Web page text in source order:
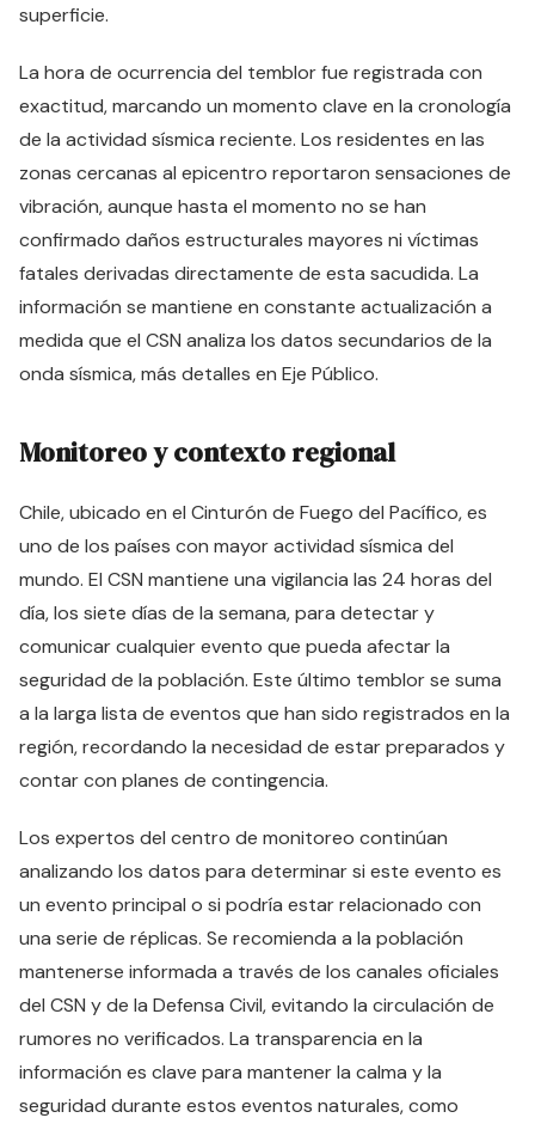
superficie.
La hora de ocurrencia del temblor fue registrada con
exactitud, marcando un momento clave en la cronología
de la actividad sísmica reciente. Los residentes en las
zonas cercanas al epicentro reportaron sensaciones de
vibración, aunque hasta el momento no se han
confirmado daños estructurales mayores ni víctimas
fatales derivadas directamente de esta sacudida. La
información se mantiene en constante actualización a
medida que el CSN analiza los datos secundarios de la
onda sísmica, más detalles en Eje Público.
Monitoreo y contexto regional
Chile, ubicado en el Cinturón de Fuego del Pacífico, es
uno de los países con mayor actividad sísmica del
mundo. El CSN mantiene una vigilancia las 24 horas del
día, los siete días de la semana, para detectar y
comunicar cualquier evento que pueda afectar la
seguridad de la población. Este último temblor se suma
a la larga lista de eventos que han sido registrados en la
región, recordando la necesidad de estar preparados y
contar con planes de contingencia.
Los expertos del centro de monitoreo continúan
analizando los datos para determinar si este evento es
un evento principal o si podría estar relacionado con
una serie de réplicas. Se recomienda a la población
mantenerse informada a través de los canales oficiales
del CSN y de la Defensa Civil, evitando la circulación de
rumores no verificados. La transparencia en la
información es clave para mantener la calma y la
seguridad durante estos eventos naturales, como